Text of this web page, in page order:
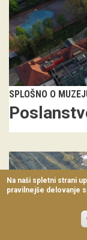
Razstavni
Napovednik
Arhiv razstav
dogodki
Koledar
Predavanja
Delavnice
Vodeni
SPLOŠNO O
Na naši spletni strani
pravilnejše delovanje